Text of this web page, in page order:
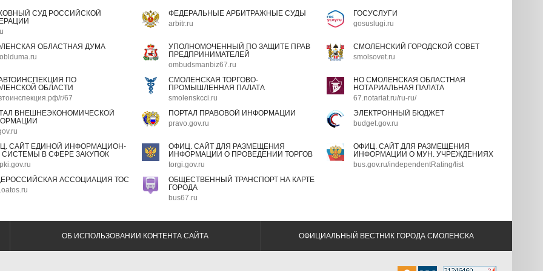
СУД РОССИЙСКОЙ
ФЕДЕРАЛЬНЫЕ АРБИТРАЖНЫЕ СУДЫ
arbitr.ru
ГОСУСЛУГИ
gosuslugi.ru
ОБЛАСТНАЯ ДУМА
УПОЛНОМОЧЕННЫЙ ПО ЗАЩИТЕ ПРАВ
ПРЕДПРИНИМАТЕЛЕЙ
ombudsmanbiz67.ru
СМОЛЕНСКИЙ ГОРОДСКОЙ СОВЕТ
smolsovet.ru
ПО
ОБЛАСТИ
r/67
СМОЛЕНСКАЯ ТОРГОВО-
ПРОМЫШЛЕННАЯ ПАЛАТА
smolenskcci.ru
НО СМОЛЕНСКАЯ ОБЛАСТНАЯ
НОТАРИАЛЬНАЯ ПАЛАТА
67.notariat.ru/ru-ru/
ВНЕШНЕЭКОНОМИЧЕСКОЙ
ПОРТАЛ ПРАВОВОЙ ИНФОРМАЦИИ
pravo.gov.ru
ЭЛЕКТРОННЫЙ БЮДЖЕТ
budget.gov.ru
САЙТ ЕДИНОЙ ИНФОРМАЦИОН-
СИСТЕМЫ В СФЕРЕ ЗАКУПОК
ОФИЦ. САЙТ ДЛЯ РАЗМЕЩЕНИЯ
ИНФОРМАЦИИ О ПРОВЕДЕНИИ ТОРГОВ
torgi.gov.ru
ОФИЦ. САЙТ ДЛЯ РАЗМЕЩЕНИЯ
ИНФОРМАЦИИ О МУН. УЧРЕЖДЕНИЯХ
bus.gov.ru/independentRating/list
АССОЦИАЦИЯ ТОС
ОБЩЕСТВЕННЫЙ ТРАНСПОРТ НА КАРТЕ
ГОРОДА
bus67.ru
ОБ ИСПОЛЬЗОВАНИИ КОНТЕНТА САЙТА ОФИЦИАЛЬНЫЙ ВЕСТНИК ГОРОДА СМОЛЕНСКА